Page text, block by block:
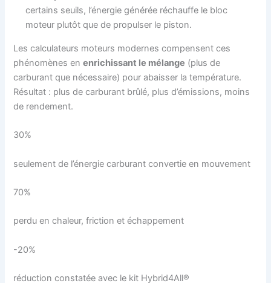
certains seuils, l’énergie générée réchauffe le bloc
moteur plutôt que de propulser le piston.
Les calculateurs moteurs modernes compensent ces
phénomènes enenrichissant le mélange (plus de
carburant que nécessaire) pour abaisser la température.
Résultat : plus de carburant brûlé, plus d’émissions, moins
de rendement.
30%
seulement de l’énergie carburant convertie en mouvement
70%
perdu en chaleur, friction et échappement
-20%
réduction constatée avec le kit Hybrid4All®